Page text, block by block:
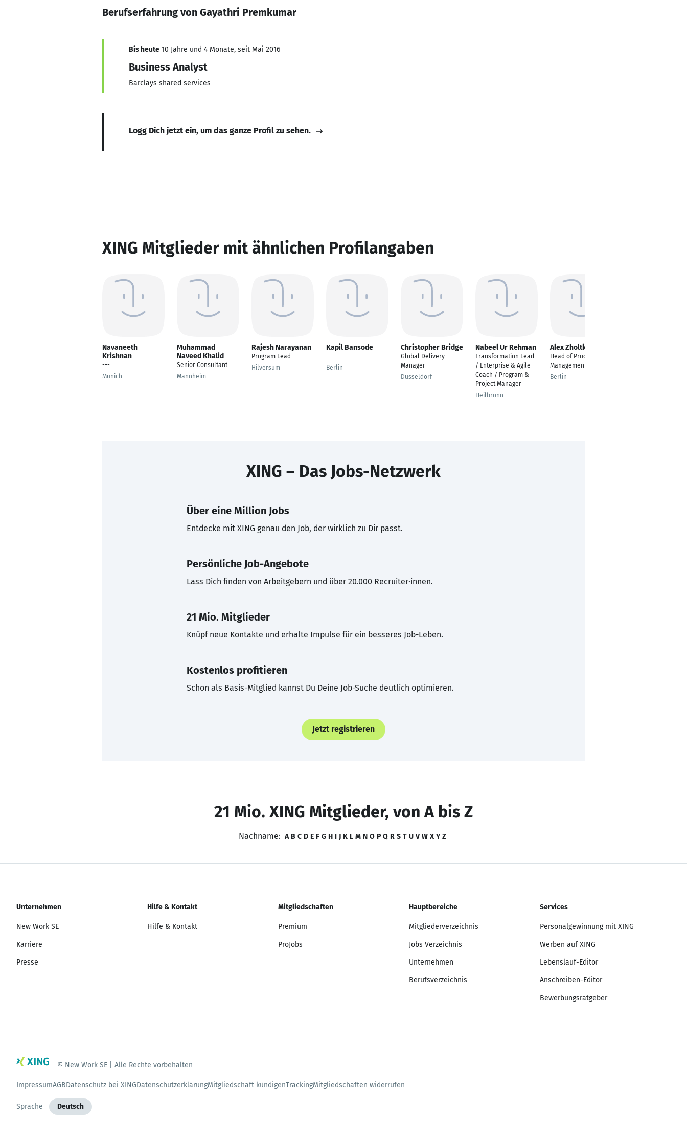
Berufserfahrung von Gayathri Premkumar
Bis heute 10 Jahre und 4 Monate, seit Mai 2016
Business Analyst
Barclays shared services
Logg Dich jetzt ein, um das ganze Profil zu sehen.
XING Mitglieder mit ähnlichen Profilangaben
Navaneeth
Krishnan
---
Munich
Muhammad
Naveed Khalid
Senior Consultant
Mannheim
Rajesh Narayanan
Program Lead
Hilversum
Kapil Bansode
---
Berlin
Christopher Bridge
Global Delivery
Manager
Düsseldorf
Nabeel Ur Rehman
Transformation Lead
/ Enterprise & Agile
Coach / Program &
Project Manager
Heilbronn
Alex Zholtkevych
Head of Product
Management
Berlin
XING – Das Jobs-Netzwerk
Über eine Million Jobs
Entdecke mit XING genau den Job, der wirklich zu Dir passt.
Persönliche Job-Angebote
Lass Dich finden von Arbeitgebern und über 20.000 Recruiter·innen.
21 Mio. Mitglieder
Knüpf neue Kontakte und erhalte Impulse für ein besseres Job-Leben.
Kostenlos profitieren
Schon als Basis-Mitglied kannst Du Deine Job-Suche deutlich optimieren.
Jetzt registrieren
21 Mio. XING Mitglieder, von A bis Z
Nachname: A B C D E F G H I J K L M N O P Q R S T U V W X Y Z
Unternehmen
New Work SE
Karriere
Presse
Hilfe & Kontakt
Hilfe & Kontakt
Mitgliedschaften
Premium
ProJobs
Hauptbereiche
Mitgliederverzeichnis
Jobs Verzeichnis
Unternehmen
Berufsverzeichnis
Services
Personalgewinnung mit XING
Werben auf XING
Lebenslauf-Editor
Anschreiben-Editor
Bewerbungsratgeber
© New Work SE | Alle Rechte vorbehalten
ImpressumAGBDatenschutz bei XINGDatenschutzerklärungMitgliedschaft kündigenTrackingMitgliedschaften widerrufen
Sprache Deutsch